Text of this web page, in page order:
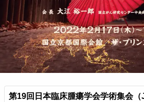
第19回日本臨床腫瘍学会学術集会